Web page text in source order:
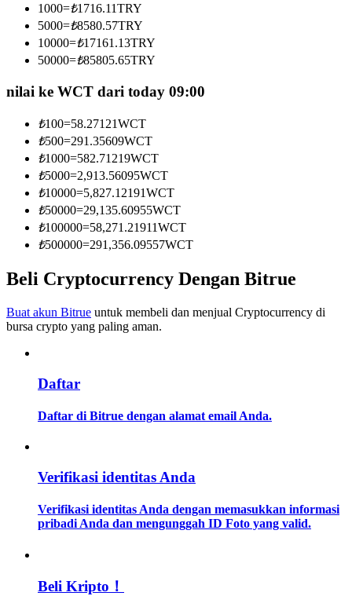
Informasi
Analisis data besar termasuk info perdagangan, dll.
Memandu
Pelajari cara untuk tetap menghasilkan keuntungan
1000=₺1716.11TRY
5000=₺8580.57TRY
10000=₺17161.13TRY
50000=₺85805.65TRY
nilai ke WCT dari today 09:00
₺100=58.27121WCT
₺500=291.35609WCT
₺1000=582.71219WCT
₺5000=2,913.56095WCT
₺10000=5,827.12191WCT
₺50000=29,135.60955WCT
₺100000=58,271.21911WCT
₺500000=291,356.09557WCT
Beli Cryptocurrency Dengan Bitrue
Buat akun Bitrue untuk membeli dan menjual Cryptocurrency di
bursa crypto yang paling aman.
Daftar
Daftar di Bitrue dengan alamat email Anda.
Verifikasi identitas Anda
Verifikasi identitas Anda dengan memasukkan informasi
pribadi Anda dan mengunggah ID Foto yang valid.
Beli Kripto！